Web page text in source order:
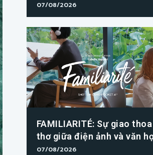
07/08/2026
FAMILIARITÉ: Sự giao
thơ giữa điện ảnh và văn
07/08/2026